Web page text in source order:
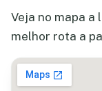
Veja no mapa a
melhor rota a